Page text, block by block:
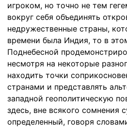
игроком, но точно не тем
вокруг себя объединять
недружественные страны,
времени была Индия, то в
Поднебесной
несмотря на некоторые
находить точки
странами и представлять
западной геополитическую
здесь, вне всякого сомнения
определенный, говоря